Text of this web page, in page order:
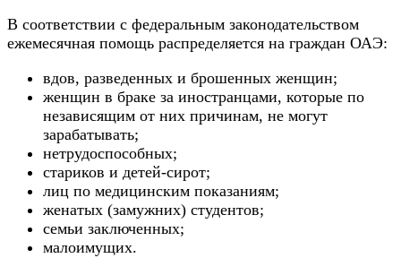
В соответствии с федеральным законодательством
ежемесячная помощь распределяется на граждан ОАЭ:
вдов, разведенных и брошенных женщин;
женщин в браке за иностранцами, которые по
независящим от них причинам, не могут
зарабатывать;
нетрудоспособных;
стариков и детей-сирот;
лиц по медицинским показаниям;
женатых (замужних) студентов;
семьи заключенных;
малоимущих.